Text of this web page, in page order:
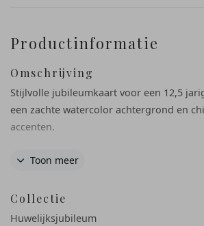
Productinformatie
Omschrijving
Stijlvolle jubileumkaart voor een 12,5
een zachte watercolor achtergrond en
accenten.
De tekst is eenvoudig aan te passen in
Hulp nodig met ontwerpen? Stuur ons
we helpen je graag.
Toon meer
Collectie
Huwelijksjubileum